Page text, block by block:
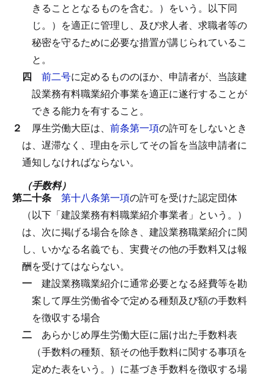
きることとなるものを含む。）をいう。以下同
じ。）を適正に管理し、及び求人者、求職者等の
秘密を守るために必要な措置が講じられているこ
と。
四 前二号に定めるもののほか、申請者が、当該建
設業務有料職業紹介事業を適正に遂行することが
できる能力を有すること。
２ 厚生労働大臣は、 前条第一項の許可をしないとき
は、遅滞なく、理由を示してその旨を当該申請者に
通知しなければならない。
（手数料）
第二十条 第十八条第一項の許可を受けた認定団体
（以下「建設業務有料職業紹介事業者」という。）
は、次に掲げる場合を除き、建設業務職業紹介に関
し、いかなる名義でも、実費その他の手数料又は報
酬を受けてはならない。
一 建設業務職業紹介に通常必要となる経費等を勘
案して厚生労働省令で定める種類及び額の手数料
を徴収する場合
二 あらかじめ厚生労働大臣に届け出た手数料表
（手数料の種類、額その他手数料に関する事項を
定めた表をいう。）に基づき手数料を徴収する場